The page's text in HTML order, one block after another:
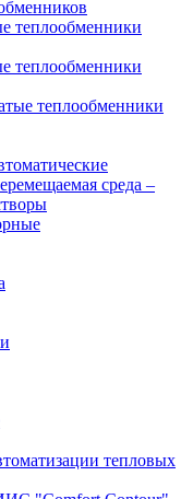
теплообменники
теплообменники
теплообменники
среда –
тепловых